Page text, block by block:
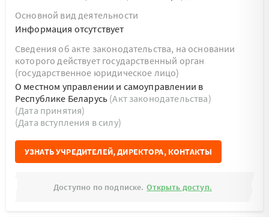
Основной вид деятельности
Информация отсутствует
Сведения об акте законодательства, на основании
которого действует государственный орган
(государственное юридическое лицо)
О местном управлении и самоуправлении в
Республике Беларусь (Акт законодательства)
(Дата принятия)
(Дата вступления в силу)
УЗНАТЬ УЧРЕДИТЕЛЕЙ, ДИРЕКТОРА, КОНТАКТЫ
Доступно по подписке. Открыть доступ.